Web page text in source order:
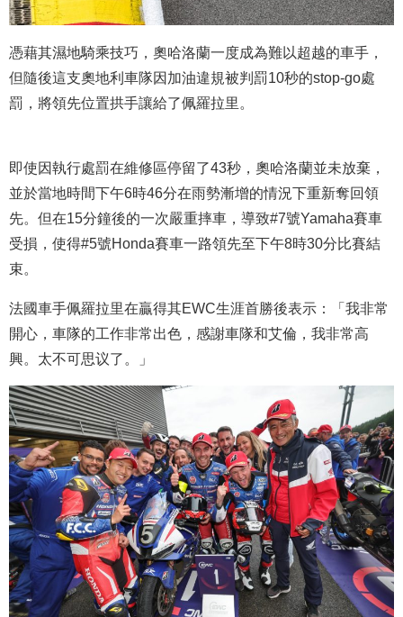
憑藉其濕地騎乘技巧，奧哈洛蘭一度成為難以超越的車手，
但隨後這支奧地利車隊因加油違規被判罰10秒的stop-go處
罰，將領先位置拱手讓給了佩羅拉里。
即使因執行處罰在維修區停留了43秒，奧哈洛蘭並未放棄，
並於當地時間下午6時46分在雨勢漸增的情況下重新奪回領
先。但在15分鐘後的一次嚴重摔車，導致#7號Yamaha賽車
受損，使得#5號Honda賽車一路領先至下午8時30分比賽結
束。
法國車手佩羅拉里在贏得其EWC生涯首勝後表示：「我非常
開心，車隊的工作非常出色，感謝車隊和艾倫，我非常高
興。太不可思议了。」